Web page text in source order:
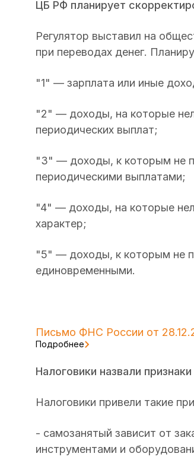
ЦБ РФ планирует
Регулятор выставил на
при переводах денег.
"1" — зарплата или иные
"2" — доходы, на которые
периодических выплат;
"3" — доходы, к которым не
периодическими выплатами;
"4" — доходы, на которые
характер;
"5" — доходы, к которым не
единовременными.
Письмо ФНС России от
Подробнее
Налоговики назвали
Налоговики привели такие
- самозанятый зависит от
инструментами и